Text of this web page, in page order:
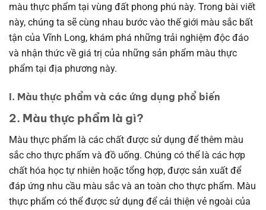
màu thực phẩm tại vùng đất phong phú này. Trong bài viết
này, chúng ta sẽ cùng nhau bước vào thế giới màu sắc bất
tận của Vĩnh Long, khám phá những trải nghiệm độc đáo
và nhận thức về giá trị của những sản phẩm màu thực
phẩm tại địa phương này.
I. Màu thực phẩm và các ứng dụng phổ biến
2. Màu thực phẩm là gì?
Màu thực phẩm là các chất được sử dụng để thêm màu
sắc cho thực phẩm và đồ uống. Chúng có thể là các hợp
chất hóa học tự nhiên hoặc tổng hợp, được sản xuất để
đáp ứng nhu cầu màu sắc và an toàn cho thực phẩm. Màu
thực phẩm có thể được sử dụng để cải thiện vẻ ngoài của